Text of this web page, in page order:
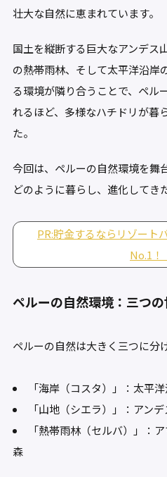
壮大な自然に恵まれています。
国土を縦断する巨大なアンデス
の熱帯雨林、そして太平洋沿岸
る環境が隣り合うことで、ペル
れるほど、多様なハチドリが暮
た。
今回は、ペルーの自然環境を舞
どのように暮らし、進化してき
PR:貯金するならリゾート
No.1！
ペルーの自然環境：三つ
ペルーの自然は大きく三つに分
「海岸（コスタ）」：太平
「山地（シエラ）」：アン
「熱帯雨林（セルバ）」：
森